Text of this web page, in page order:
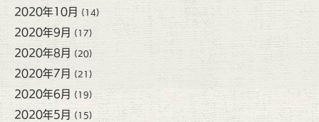
2020年10月 (14)
2020年9月 (17)
2020年8月 (20)
2020年7月 (21)
2020年6月 (19)
2020年5月 (15)